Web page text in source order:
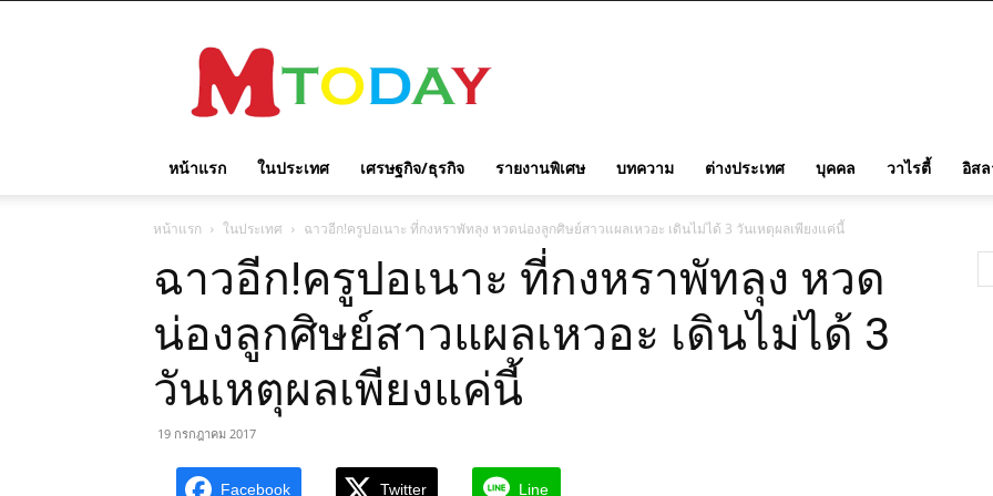
TODAY
หน้าแรก ในประเทศ เศรษฐกิจ/ธุรกิจ รายงานพิเศษ บทความ ต่างประเทศ บุคคล วาไรตี้ อิส
หน้าแรก ในประเทศ ฉาวอีก!ครูปอเนาะ ที่กงหราพัทลุง หวดน่องลูกศิษย์สาวแผลเหวอะ เดินไม่ได้ 3 วันเหตุผลเพียงแค่นี้
ฉาวอีก!ครูปอเนาะ ที่กงหราพัทลุง หวด
น่องลูกศิษย์สาวแผลเหวอะ เดินไม่ได้ 3
วันเหตุผลเพียงแค่นี้
19 กรกฎาคม 2017
Facebook Twitter Line